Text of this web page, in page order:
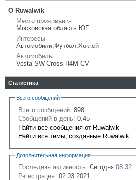
О Ruwalwik
Место проживания
Московская область ЮГ
Интересы
Автомобили,Футбол,Хоккей
Автомобиль
Vesta SW Cross H4M CVT
Статистика
Всего сообщений
Всего сообщений: 898
Сообщений в день: 0.45
Найти все сообщения от Ruwalwik
Найти все темы, созданные Ruwalwik
Дополнительная информация
Последняя активность: Сегодня 08:32
Регистрация: 02.03.2021